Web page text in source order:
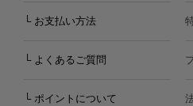
└ お支払い方法
└ よくあるご質問
└ ポイントについて